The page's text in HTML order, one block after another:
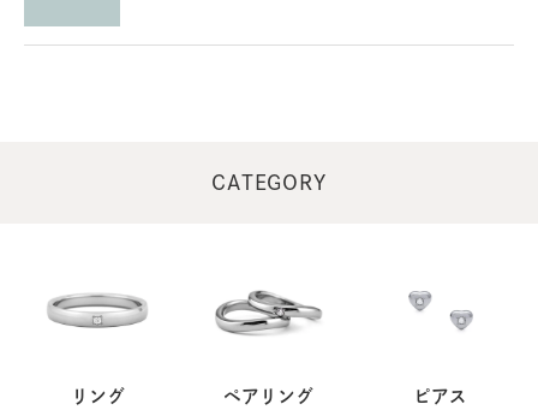
CATEGORY
リング ペアリング ピアス